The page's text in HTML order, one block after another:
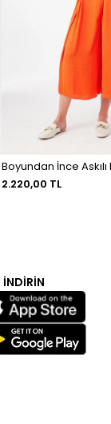
Boyundan İnce
2.220,00 TL
İNDİRİN